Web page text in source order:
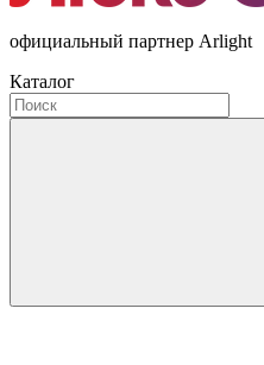
официальный партнер Arlight
Каталог